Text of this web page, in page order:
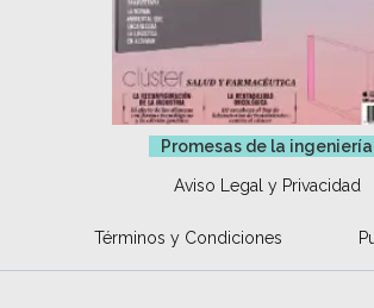
Promesas de la ingeniería
Aviso Legal y Privacidad
Términos y Condiciones